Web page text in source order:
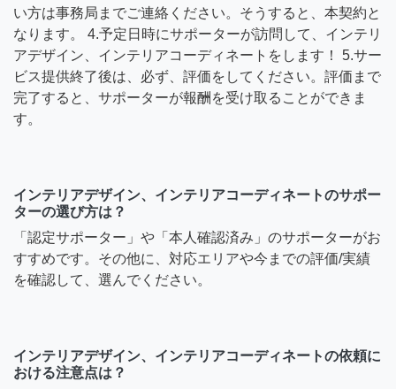
い方は事務局までご連絡ください。そうすると、本契約と
なります。 4.予定日時にサポーターが訪問して、インテリ
アデザイン、インテリアコーディネートをします！ 5.サー
ビス提供終了後は、必ず、評価をしてください。評価まで
完了すると、サポーターが報酬を受け取ることができま
す。
インテリアデザイン、インテリアコーディネートのサポー
ターの選び方は？
「認定サポーター」や「本人確認済み」のサポーターがお
すすめです。その他に、対応エリアや今までの評価/実績
を確認して、選んでください。
インテリアデザイン、インテリアコーディネートの依頼に
おける注意点は？